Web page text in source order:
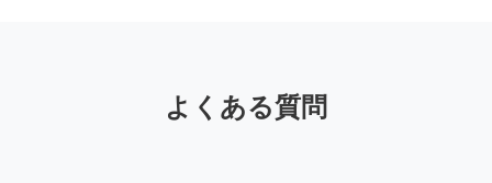
よくある質問